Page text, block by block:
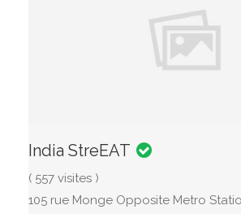
India StreEAT
( 557 visites )
105 rue Monge Opposite Metro